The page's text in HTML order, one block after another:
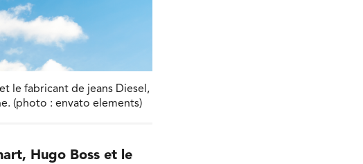
le fabricant de jeans Diesel,
(photo : envato elements)
Hugo Boss et le